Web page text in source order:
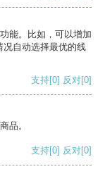
能。比如，可以增加
况自动选择最优的线
支持[0] 反对[0]
品。
支持[0] 反对[0]